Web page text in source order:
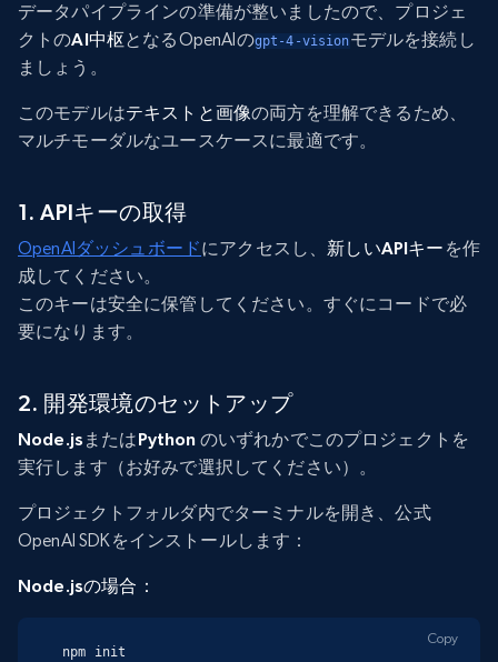
データパイプラインの準備が整いましたので、プロジェ
クトのAI中枢となるOpenAIのgpt-4-visionモデルを接続し
ましょう。
このモデルはテキストと画像の両方を理解できるため、
マルチモーダルなユースケースに最適です。
1. APIキーの取得
OpenAIダッシュボードにアクセスし、 新しいAPIキー を作
成してください。
このキーは安全に保管してください。すぐにコードで必
要になります。
2. 開発環境のセットアップ
Node.js またはPython のいずれかでこのプロジェクトを
実行します（お好みで選択してください）。
プロジェクトフォルダ内でターミナルを開き、公式
OpenAI SDKをインストールします：
Node.jsの場合：
npm init
Copy